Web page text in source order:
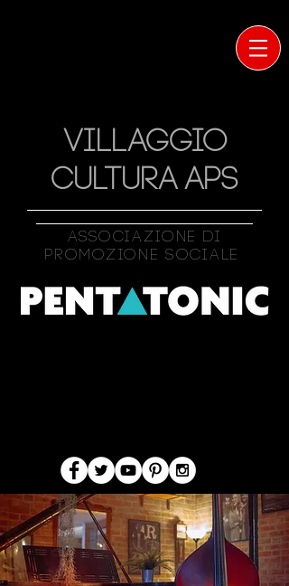
VILLAGGIO
CULTURA APS
Associazione Di
Promozione Sociale